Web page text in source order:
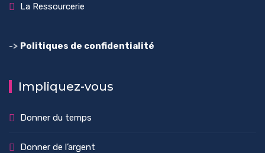
La Ressourcerie
-> Politiques de confidentialité
Impliquez-vous
Donner du temps
Donner de l’argent